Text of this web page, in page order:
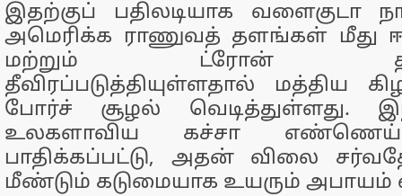
இதற்குப் பதிலடியாக வளைகுடா
அமெரிக்க ராணுவத் தளங்கள் மீது
மற்றும் ட்ரோன்
தீவிரப்படுத்தியுள்ளதால் மத்திய
போர்ச் சூழல் வெடித்துள்ளது.
உலகளாவிய கச்சா எண்ணெய்
பாதிக்கப்பட்டு, அதன் விலை
மீண்டும் கடுமையாக உயரும் அபாயம்